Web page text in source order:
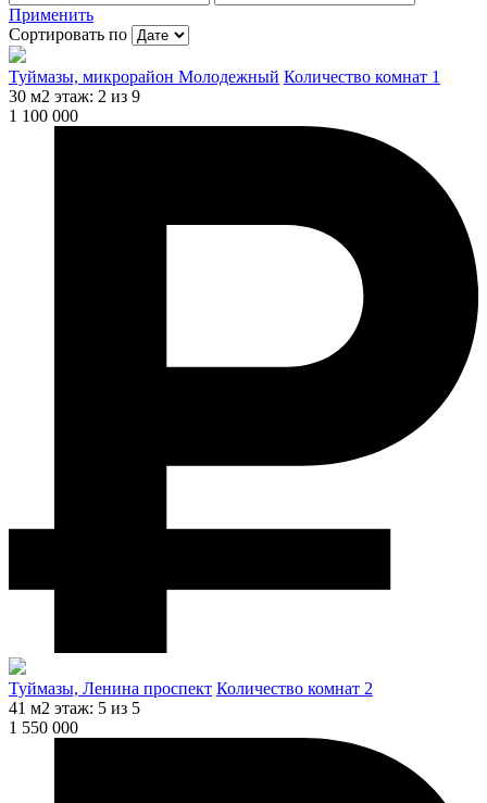
Применить
Сортировать по
Туймазы, микрорайон Молодежный Количество комнат 1
30 м2 этаж: 2 из 9
1 100 000
Туймазы, Ленина проспект Количество комнат 2
41 м2 этаж: 5 из 5
1 550 000